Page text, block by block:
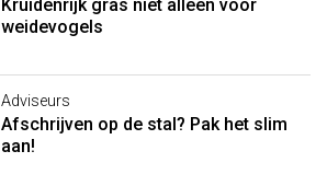
Kruidenrijk gras niet alleen voor
weidevogels
Adviseurs
Afschrijven op de stal? Pak het slim
aan!